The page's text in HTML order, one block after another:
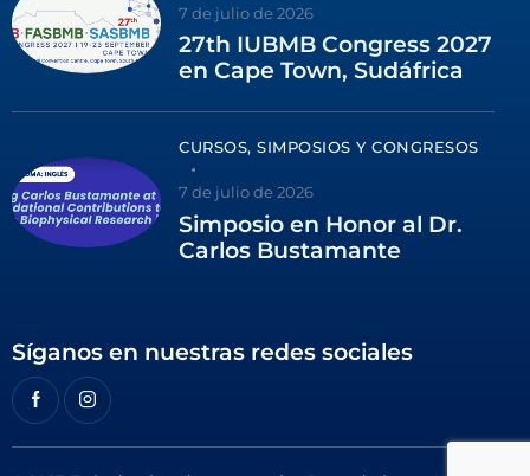
7 de julio de 2026
27th IUBMB Congress 2027
en Cape Town, Sudáfrica
CURSOS, SIMPOSIOS Y CONGRESOS
7 de julio de 2026
Simposio en Honor al Dr.
Carlos Bustamante
Síganos en nuestras redes sociales